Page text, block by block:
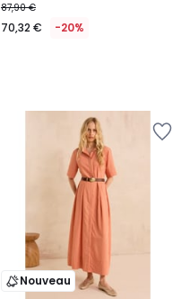
87,90 €
70,32 € -20%
Nouveau